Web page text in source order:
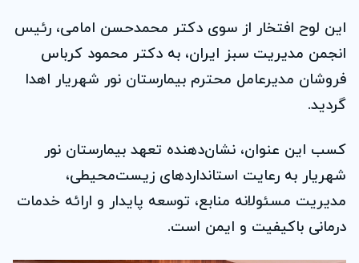
این لوح افتخار از سوی دکتر محمدحسن امامی، رئیس
انجمن مدیریت سبز ایران، به دکتر محمود کرباس
فروشان مدیرعامل محترم بیمارستان نور شهریار اهدا
گردید.
کسب این عنوان، نشان‌دهنده تعهد بیمارستان نور
شهریار به رعایت استانداردهای زیست‌محیطی،
مدیریت مسئولانه منابع، توسعه پایدار و ارائه خدمات
درمانی باکیفیت و ایمن است.